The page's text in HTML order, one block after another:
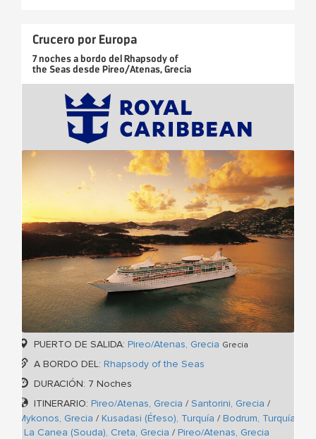
Crucero por Europa
7 nochesa bordo delRhapsody of
the Seasdesde Pireo/Atenas, Grecia
PUERTO DE SALIDA: Pireo/Atenas, Grecia Grecia
A BORDO DEL: Rhapsody of the Seas
DURACIÓN: 7 Noches
ITINERARIO: Pireo/Atenas, Grecia / Santorini, Grecia /
Mykonos, Grecia / Kusadasi (Éfeso), Turquía / Bodrum, Turquía
La Canea (Souda), Creta, Grecia / Pireo/Atenas, Grecia